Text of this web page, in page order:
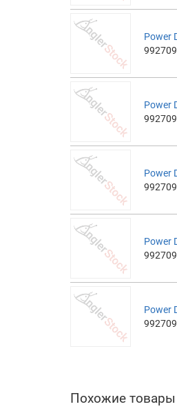
Power
Power
Power
Power
Power
Похожие